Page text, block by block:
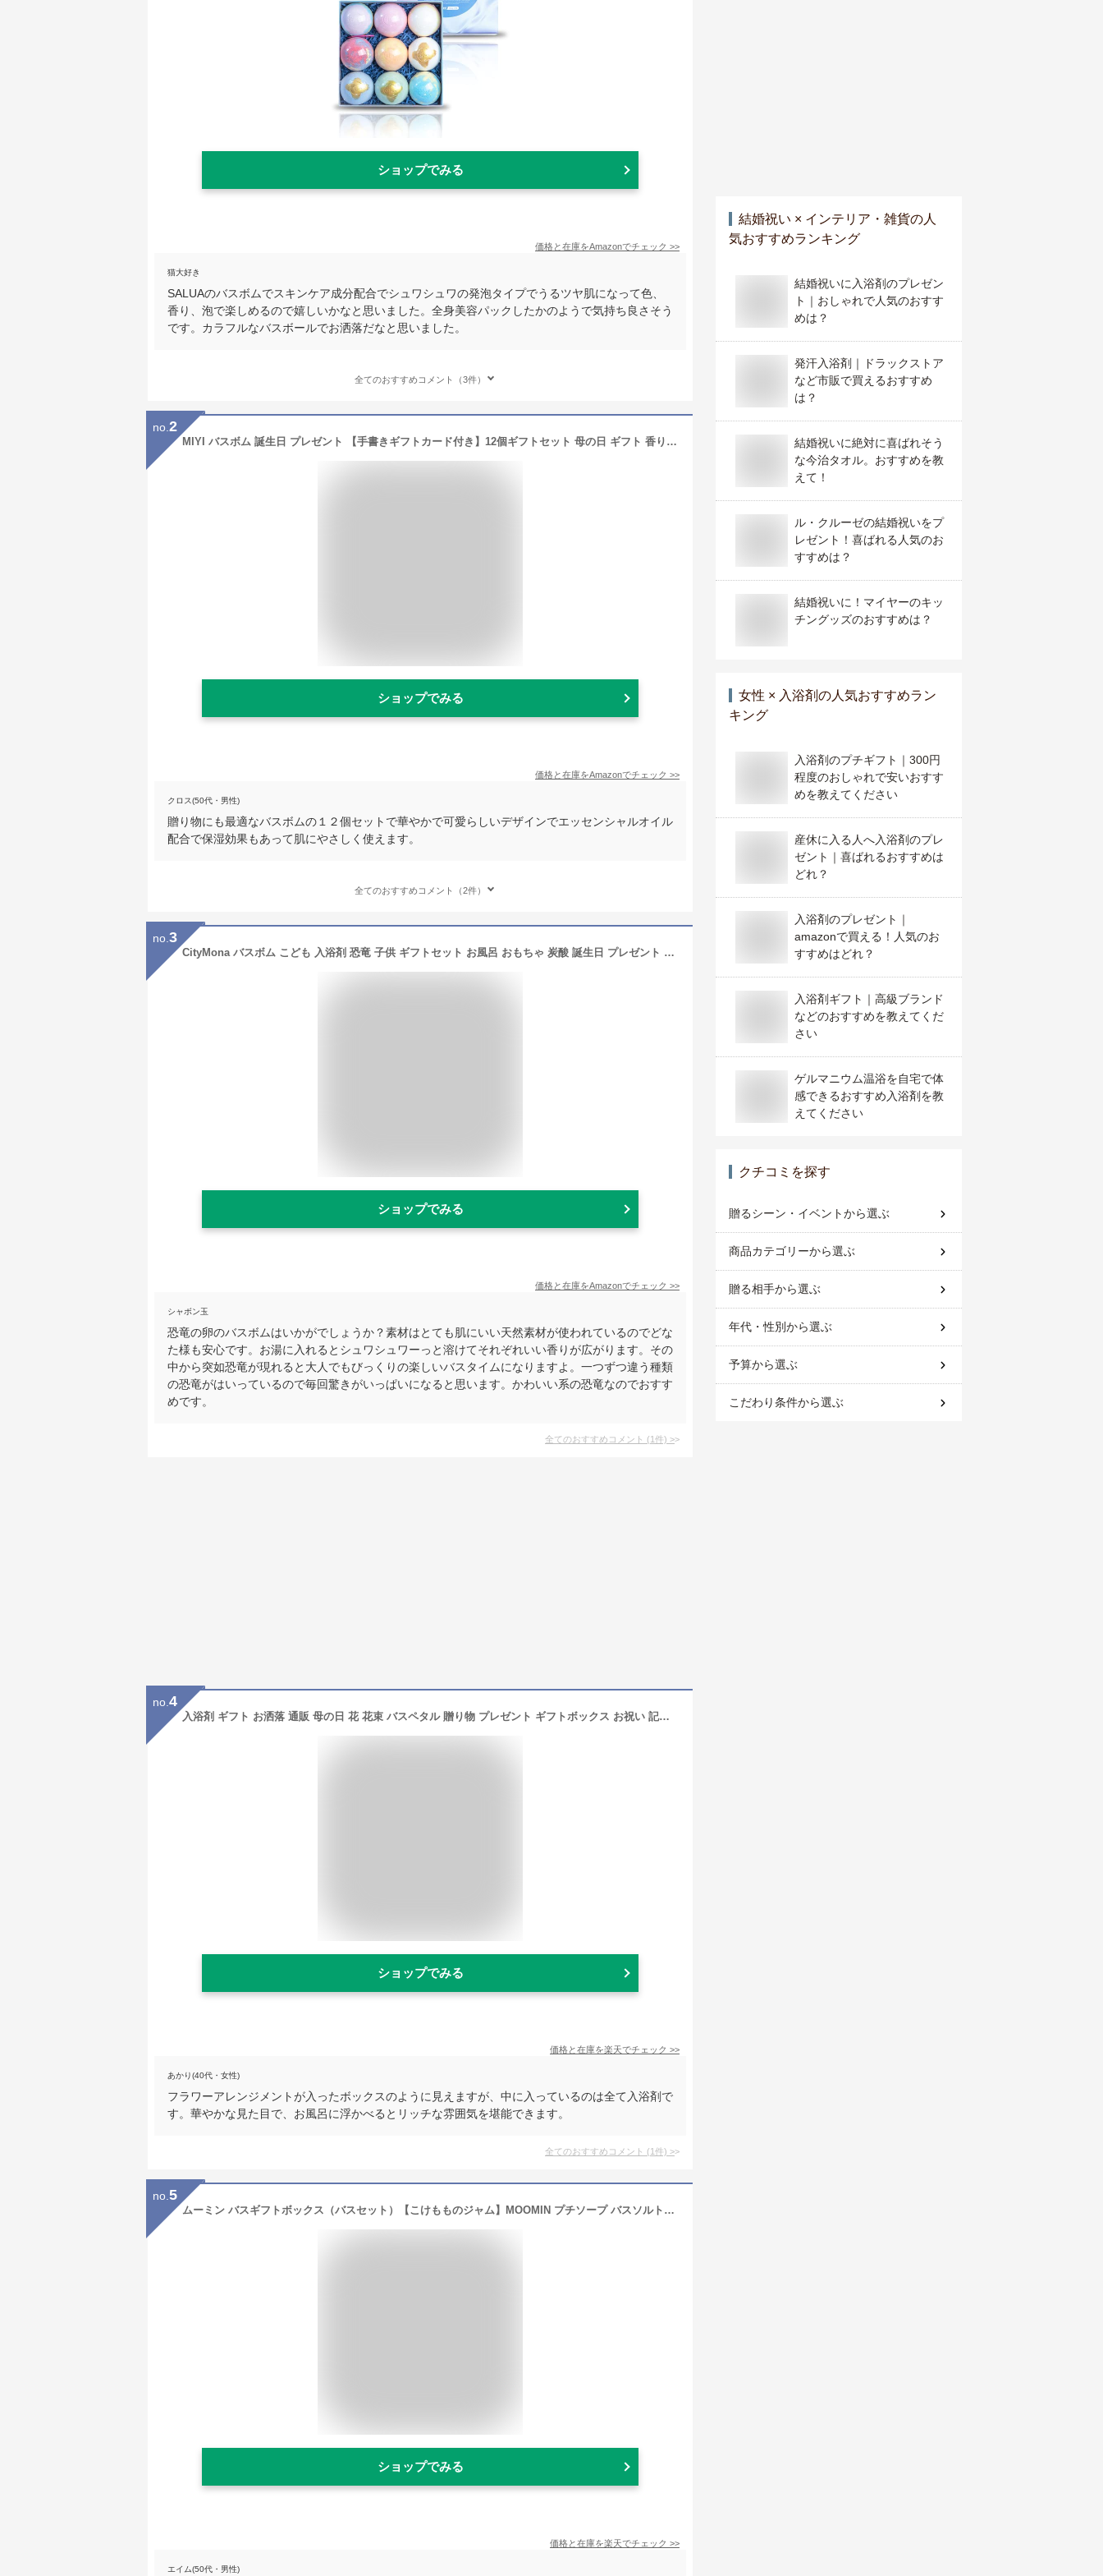
ショップでみる
価格と在庫をAmazonでチェック >>
猫大好き
SALUAのバスボムでスキンケア成分配合でシュワシュワの発泡タイプでうるツヤ肌になって色、
香り、泡で楽しめるので嬉しいかなと思いました。全身美容パックしたかのようで気持ち良さそう
です。カラフルなバスボールでお洒落だなと思いました。
全てのおすすめコメント（3件）
no. 2
MIYI バスボム 誕生日 プレゼント 【手書きギフトカード付き】12個ギフトセット 母の日 ギフト 香り爆弾 炭酸 入浴剤 薬機法認証品 バスボール お風呂用 ギフトBOX付 子供 女性 敬老の日 ホワイトデー お返し ギフト バレンタインデー クリスマス プレゼント BOX付 (カラフル)
ショップでみる
価格と在庫をAmazonでチェック >>
クロス(50代・男性)
贈り物にも最適なバスボムの１２個セットで華やかで可愛らしいデザインでエッセンシャルオイル
配合で保湿効果もあって肌にやさしく使えます。
全てのおすすめコメント（2件）
no. 3
CityMona バスボム こども 入浴剤 恐竜 子供 ギフトセット お風呂 おもちゃ 炭酸 誕生日 プレゼント 人気 詰め合わせ 香り爆弾 バスボール 男の子 女の子 成人の日 入学式 お返し カラフル BOX付き
ショップでみる
価格と在庫をAmazonでチェック >>
シャボン玉
恐竜の卵のバスボムはいかがでしょうか？素材はとても肌にいい天然素材が使われているのでどな
た様も安心です。お湯に入れるとシュワシュワーっと溶けてそれぞれいい香りが広がります。その
中から突如恐竜が現れると大人でもびっくりの楽しいバスタイムになりますよ。一つずつ違う種類
の恐竜がはいっているので毎回驚きがいっぱいになると思います。かわいい系の恐竜なのでおすす
めです。
全てのおすすめコメント (1件) >
no. 4
入浴剤 ギフト お洒落 通販 母の日 花 花束 バスペタル 贈り物 プレゼント ギフトボックス お祝い 記念日 記念品 Champ de Fleurs シャン ド フルール OBEGN01 Brise ブリズ Bavard バヴァール Priere プリエール Ciel シエル(仏) ボディケア バス用品 インテリア 日用品雑貨
ショップでみる
価格と在庫を楽天でチェック >>
あかり(40代・女性)
フラワーアレンジメントが入ったボックスのように見えますが、中に入っているのは全て入浴剤で
す。華やかな見た目で、お風呂に浮かべるとリッチな雰囲気を堪能できます。
全てのおすすめコメント (1件) >
no. 5
ムーミン バスギフトボックス（バスセット）【こけもものジャム】MOOMIN プチソープ バスソルトジャー バスコンフェッティ バススポンジ 入浴剤 プレゼント ギフト 贈り物 子供 こども キッズ GPP グローバルプロダクトプランニング
ショップでみる
価格と在庫を楽天でチェック >>
エイム(50代・男性)
結婚祝い × インテリア・雑貨の人
気おすすめランキング
結婚祝いに入浴剤のプレゼン
ト｜おしゃれで人気のおすす
めは？
発汗入浴剤｜ドラックストア
など市販で買えるおすすめ
は？
結婚祝いに絶対に喜ばれそう
な今治タオル。おすすめを教
えて！
ル・クルーゼの結婚祝いをプ
レゼント！喜ばれる人気のお
すすめは？
結婚祝いに！マイヤーのキッ
チングッズのおすすめは？
女性 × 入浴剤の人気おすすめラン
キング
入浴剤のプチギフト｜300円
程度のおしゃれで安いおすす
めを教えてください
産休に入る人へ入浴剤のプレ
ゼント｜喜ばれるおすすめは
どれ？
入浴剤のプレゼント｜
amazonで買える！人気のお
すすめはどれ？
入浴剤ギフト｜高級ブランド
などのおすすめを教えてくだ
さい
ゲルマニウム温浴を自宅で体
感できるおすすめ入浴剤を教
えてください
クチコミを探す
贈るシーン・イベントから選ぶ
商品カテゴリーから選ぶ
贈る相手から選ぶ
年代・性別から選ぶ
予算から選ぶ
こだわり条件から選ぶ